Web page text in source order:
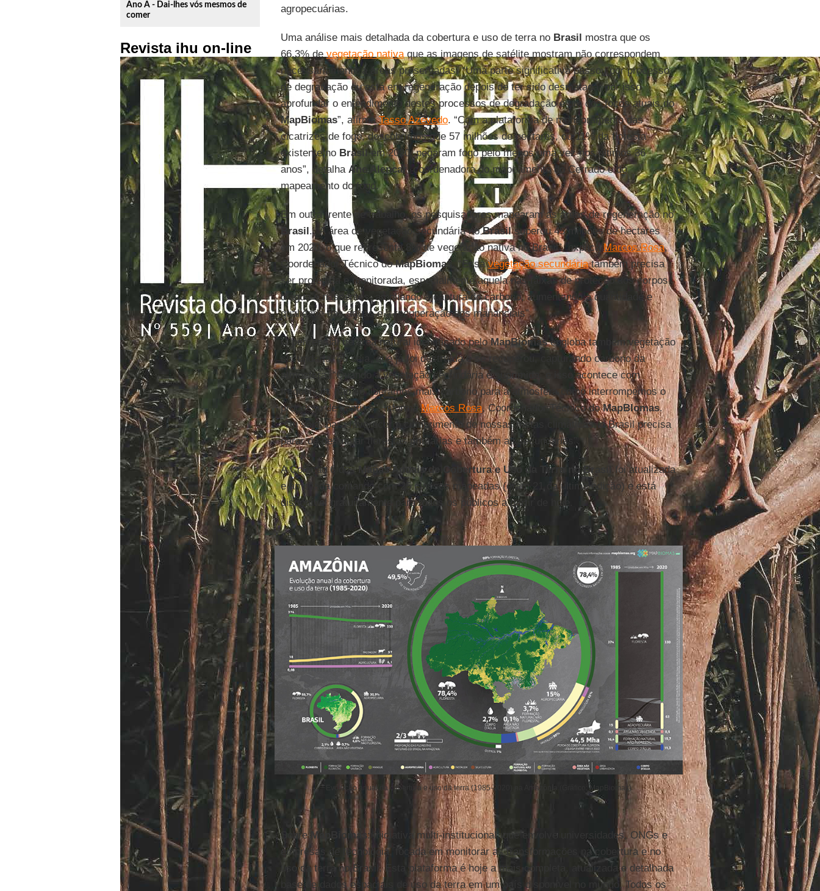
Ano A - Dai-lhes vós mesmos de
comer
Revista ihu on-line
agropecuárias.
Uma análise mais detalhada da cobertura e uso de terra no Brasil mostra que os
66,3% devegetação nativaque as imagens de satélite mostram não correspondem
necessariamente a áreas preservadas. “Uma parte significativa passou por processo
de degradação ou está em regeneração depois de ter sido desmatada, por isso
aprofundar o entendimento destes processos de degradação é um dos focos atuais do
MapBiomas”, afirmaTasso Azevedo. “Com a plataforma de monitoramento das
cicatrizes de fogo, descobrimos que 57 milhões de hectares, ou 11% da floresta
existente no Brasilem 2020, pegaram fogo pelo menos uma vez nos últimos 36
anos”, detalha Ane Alencar, coordenadora do mapeamento do Cerrado e do
mapeamento do fogo.
Em outra frente de trabalho, os pesquisadores mapearam as áreas de regeneração no
Brasil. “A área de vegetação secundária noBrasilsuperou 45 milhões de hectares
em 2020, o que representa 8% de vegetação nativa no Brasil”, explicaMarcos Rosa,
Coordenador Técnico doMapBiomas. “Essavegetação secundáriatambém precisa
ser protegida e monitorada, especialmente aquela nas faixas de proteção dos corpos
d’água e nascentes, ampliando a captura do carbono, aumentando a quantidade e
qualidade das águas e a recuperação dos mananciais”.
O percentual de área natural identificado peloMapBiomasengloba também vegetação
secundária, ou seja, que já foi destruída e se recuperou, capturando carbono da
atmosfera. “Quando a vegetação secundária é suprimida, e isso acontece com
frequência, não só liberamos mais carbono para a atmosfera como interrompemos o
processo de captura”, informaMarcos Rosa, Coordenador Técnico doMapBIomas.
“Ou seja, para favorecer o cumprimento de nossas metas climáticas, o Brasil precisa
parar de desmatar florestas primárias e também as secundárias”.
A Coleção 6 dosMapas Anuais de Cobertura e Uso da Terra no Brasil foi atualizada
e ampliada contando com 25 classes mapeadas (eram 21 da última edição) e está
disponível gratuitamente para todos os públicos a partir de hoje.
Evolução anual da cobertura e uso da terra (1985-2020) na Amazônia (Gráfico: MapBiomas)
Sobre MapBiomas: iniciativa multi-institucional, que envolve universidades, ONGs e
empresas de tecnologia, focada em monitorar as transformações na cobertura e no
uso da terra no Brasil. Esta plataforma é hoje a mais completa, atualizada e detalhada
base de dados espaciais de uso da terra em um país disponível no mundo. Todos os